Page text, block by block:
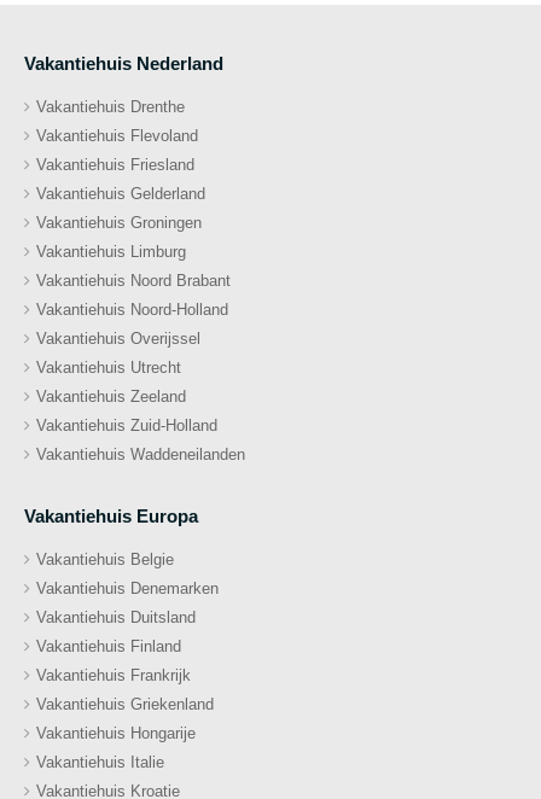
Vakantiehuis Nederland
Vakantiehuis Drenthe
Vakantiehuis Flevoland
Vakantiehuis Friesland
Vakantiehuis Gelderland
Vakantiehuis Groningen
Vakantiehuis Limburg
Vakantiehuis Noord Brabant
Vakantiehuis Noord-Holland
Vakantiehuis Overijssel
Vakantiehuis Utrecht
Vakantiehuis Zeeland
Vakantiehuis Zuid-Holland
Vakantiehuis Waddeneilanden
Vakantiehuis Europa
Vakantiehuis Belgie
Vakantiehuis Denemarken
Vakantiehuis Duitsland
Vakantiehuis Finland
Vakantiehuis Frankrijk
Vakantiehuis Griekenland
Vakantiehuis Hongarije
Vakantiehuis Italie
Vakantiehuis Kroatie